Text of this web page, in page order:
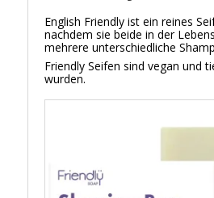
English Friendly ist ein reines
nachdem sie beide in der
mehrere unterschiedliche
Friendly Seifen sind vegan und
wurden.